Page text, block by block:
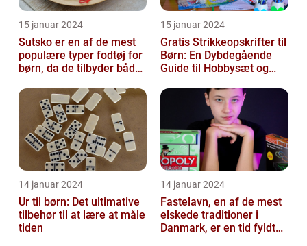
15 januar 2024
Sutsko er en af de mest
populære typer fodtøj for
børn, da de tilbyder både
15 januar 2024
Gratis Strikkeopskrifter til
Børn: En Dybdegående
Guide til Hobbysæt og
14 januar 2024
Ur til børn: Det ultimative
tilbehør til at lære at måle
tiden
14 januar 2024
Fastelavn, en af de mest
elskede traditioner i
Danmark, er en tid fyldt